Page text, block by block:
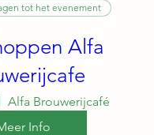
tot het evenement
Alfa
Alfa Brouwerijcafé
Info